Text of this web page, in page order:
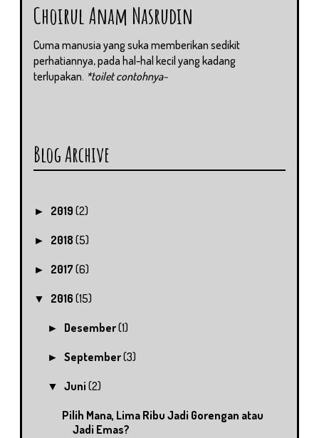
Choirul Anam Nasrudin
Cuma manusia yang suka memberikan sedikit
perhatiannya, pada hal-hal kecil yang kadang
terlupakan. *toilet contohnya~
Blog Archive
► 2019 (2)
► 2018 (5)
► 2017 (6)
▼ 2016 (15)
► Desember(1)
►September(3)
▼Juni(2)
Pilih Mana, Lima Ribu Jadi Gorengan atau
Jadi Emas?